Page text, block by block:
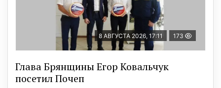
8 АВГУСТА 2026, 17:11 173
Глава Брянщины Егор Ковальчук
посетил Почеп